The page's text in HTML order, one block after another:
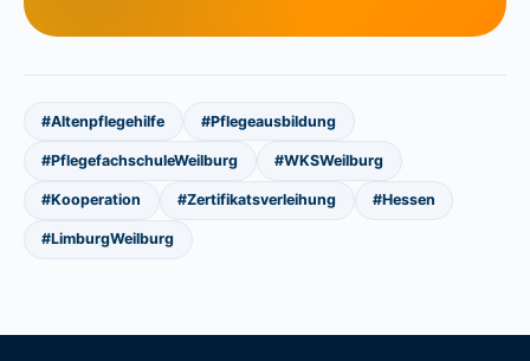
#Altenpflegehilfe #Pflegeausbildung
#PflegefachschuleWeilburg #WKSWeilburg
#Kooperation #Zertifikatsverleihung #Hessen
#LimburgWeilburg